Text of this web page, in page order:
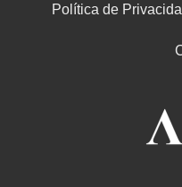
Política de